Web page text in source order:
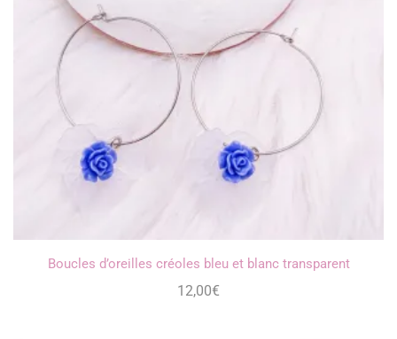
Boucles d’oreilles créoles bleu et blanc transparent
12,00€